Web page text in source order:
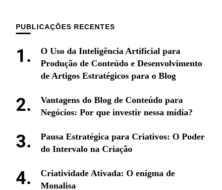
PUBLICAÇÕES RECENTES
O Uso da Inteligência Artificial para
Produção de Conteúdo e Desenvolvimento
de Artigos Estratégicos para o Blog
Vantagens do Blog de Conteúdo para
Negócios: Por que investir nessa mídia?
Pausa Estratégica para Criativos: O Poder
do Intervalo na Criação
Criatividade Ativada: O enigma de
Monalisa